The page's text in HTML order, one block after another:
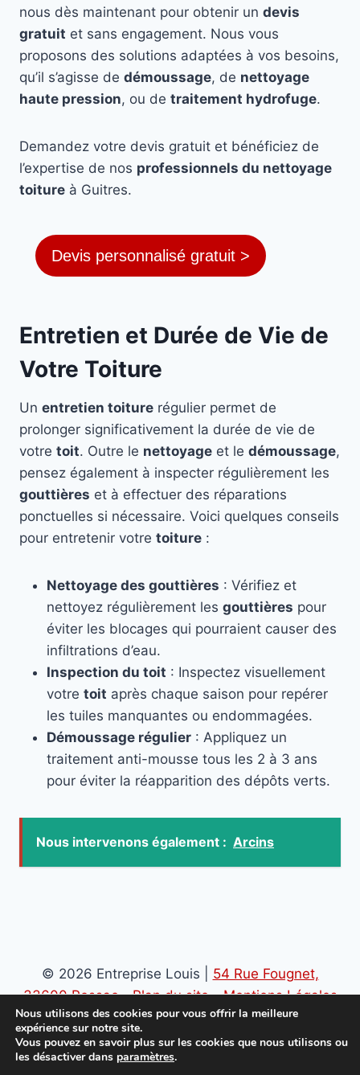
nous dès maintenant pour obtenir un devis
gratuit et sans engagement. Nous vous
proposons des solutions adaptées à vos besoins,
qu’il s’agisse de démoussage, de nettoyage
haute pression, ou de traitement hydrofuge.
Demandez votre devis gratuit et bénéficiez de
l’expertise de nos professionnels du nettoyage
toiture à Guitres.
Devis personnalisé gratuit >
Entretien et Durée de Vie de
Votre Toiture
Un entretien toiture régulier permet de
prolonger significativement la durée de vie de
votre toit. Outre le nettoyage et le démoussage,
pensez également à inspecter régulièrement les
gouttières et à effectuer des réparations
ponctuelles si nécessaire. Voici quelques conseils
pour entretenir votre toiture :
Nettoyage des gouttières : Vérifiez et
nettoyez régulièrement les gouttières pour
éviter les blocages qui pourraient causer des
infiltrations d’eau.
Inspection du toit : Inspectez visuellement
votre toit après chaque saison pour repérer
les tuiles manquantes ou endommagées.
Démoussage régulier : Appliquez un
traitement anti-mousse tous les 2 à 3 ans
pour éviter la réapparition des dépôts verts.
Nous intervenons également : Arcins
© 2026 Entreprise Louis | 54 Rue Fougnet,
33600 Pessac-Plan du site-Mentions Légales
-Politique de confidentialité
Nous utilisons des cookies pour vous offrir la meilleure
expérience sur notre site.
Vous pouvez en savoir plus sur les cookies que nous utilisons ou
les désactiver dans paramètres.